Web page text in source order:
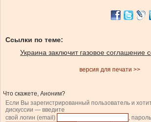
Ссылки по теме:
Украина заключит газовое соглашение
версия для печати >>
Что скажете, Аноним?
Если Вы зарегистрированный пользователь и
дискуссии — введите
свой логин (email)
, пароль